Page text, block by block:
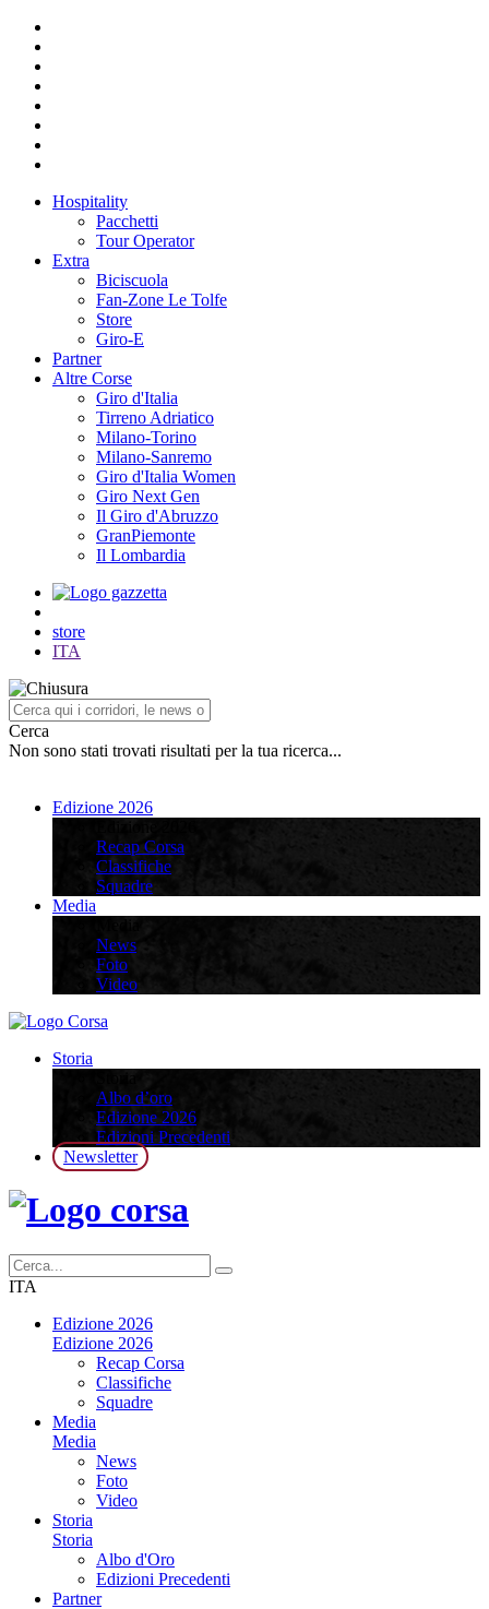
Hospitality
Pacchetti
Tour Operator
Extra
Biciscuola
Fan-Zone Le Tolfe
Store
Giro-E
Partner
Altre Corse
Giro d'Italia
Tirreno Adriatico
Milano-Torino
Milano-Sanremo
Giro d'Italia Women
Giro Next Gen
Il Giro d'Abruzzo
GranPiemonte
Il Lombardia
store
ITA
Cerca
Non sono stati trovati risultati per la tua ricerca...
Edizione 2026
Recap Corsa
Classifiche
Squadre
Media
News
Foto
Video
Storia
Albo d’oro
Edizione 2026
Edizioni Precedenti
Newsletter
ITA
Edizione 2026
Edizione 2026
Recap Corsa
Classifiche
Squadre
Media
Media
News
Foto
Video
Storia
Storia
Albo d'Oro
Edizioni Precedenti
Partner